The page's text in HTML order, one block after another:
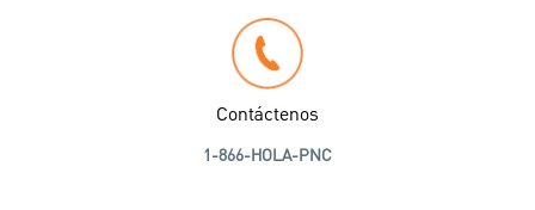
Contáctenos
1-866-HOLA-PNC